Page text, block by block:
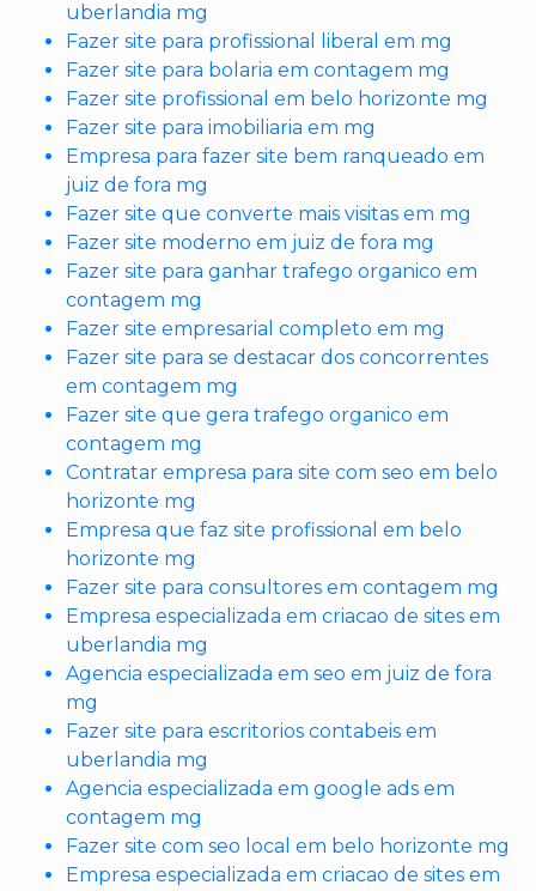
uberlandia mg
Fazer site para profissional liberal em mg
Fazer site para bolaria em contagem mg
Fazer site profissional em belo horizonte mg
Fazer site para imobiliaria em mg
Empresa para fazer site bem ranqueado em
juiz de fora mg
Fazer site que converte mais visitas em mg
Fazer site moderno em juiz de fora mg
Fazer site para ganhar trafego organico em
contagem mg
Fazer site empresarial completo em mg
Fazer site para se destacar dos concorrentes
em contagem mg
Fazer site que gera trafego organico em
contagem mg
Contratar empresa para site com seo em belo
horizonte mg
Empresa que faz site profissional em belo
horizonte mg
Fazer site para consultores em contagem mg
Empresa especializada em criacao de sites em
uberlandia mg
Agencia especializada em seo em juiz de fora
mg
Fazer site para escritorios contabeis em
uberlandia mg
Agencia especializada em google ads em
contagem mg
Fazer site com seo local em belo horizonte mg
Empresa especializada em criacao de sites em